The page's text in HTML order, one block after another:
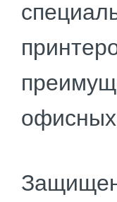
офисных